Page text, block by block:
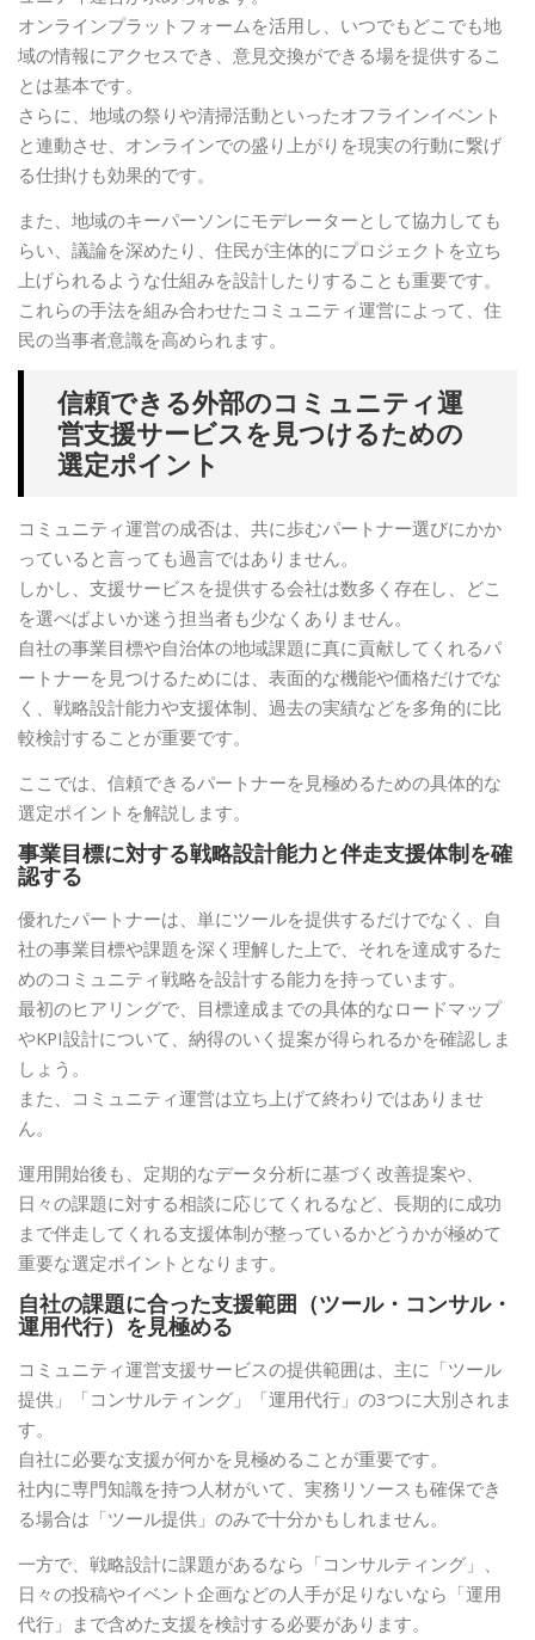
オンラインプラットフォームを活用し、いつでもどこでも地
域の情報にアクセスでき、意見交換ができる場を提供するこ
とは基本です。
さらに、地域の祭りや清掃活動といったオフラインイベント
と連動させ、オンラインでの盛り上がりを現実の行動に繋げ
る仕掛けも効果的です。
また、地域のキーパーソンにモデレーターとして協力しても
らい、議論を深めたり、住民が主体的にプロジェクトを立ち
上げられるような仕組みを設計したりすることも重要です。
これらの手法を組み合わせたコミュニティ運営によって、住
民の当事者意識を高められます。
信頼できる外部のコミュニティ運
営支援サービスを見つけるための
選定ポイント
コミュニティ運営の成否は、共に歩むパートナー選びにかか
っていると言っても過言ではありません。
しかし、支援サービスを提供する会社は数多く存在し、どこ
を選べばよいか迷う担当者も少なくありません。
自社の事業目標や自治体の地域課題に真に貢献してくれるパ
ートナーを見つけるためには、表面的な機能や価格だけでな
く、戦略設計能力や支援体制、過去の実績などを多角的に比
較検討することが重要です。
ここでは、信頼できるパートナーを見極めるための具体的な
選定ポイントを解説します。
事業目標に対する戦略設計能力と伴走支援体制を確
認する
優れたパートナーは、単にツールを提供するだけでなく、自
社の事業目標や課題を深く理解した上で、それを達成するた
めのコミュニティ戦略を設計する能力を持っています。
最初のヒアリングで、目標達成までの具体的なロードマップ
やKPI設計について、納得のいく提案が得られるかを確認しま
しょう。
また、コミュニティ運営は立ち上げて終わりではありませ
ん。
運用開始後も、定期的なデータ分析に基づく改善提案や、
日々の課題に対する相談に応じてくれるなど、長期的に成功
まで伴走してくれる支援体制が整っているかどうかが極めて
重要な選定ポイントとなります。
自社の課題に合った支援範囲（ツール・コンサル・
運用代行）を見極める
コミュニティ運営支援サービスの提供範囲は、主に「ツール
提供」「コンサルティング」「運用代行」の3つに大別されま
す。
自社に必要な支援が何かを見極めることが重要です。
社内に専門知識を持つ人材がいて、実務リソースも確保でき
る場合は「ツール提供」のみで十分かもしれません。
一方で、戦略設計に課題があるなら「コンサルティング」、
日々の投稿やイベント企画などの人手が足りないなら「運用
代行」まで含めた支援を検討する必要があります。